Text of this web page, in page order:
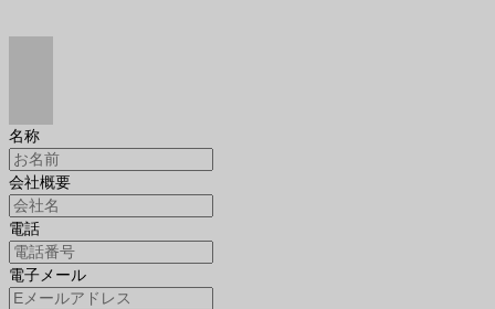
名称
会社概要
電話
電子メール